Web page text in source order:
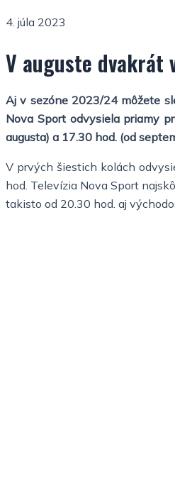
4. júla 2023
V auguste dvakrát
Aj v sezóne 2023/24 môžete
Nova Sport odvysiela priamy
augusta) a 17.30 hod. (od
V prvých šiestich kolách
hod. Televízia Nova Sport
takisto od 20.30 hod. aj